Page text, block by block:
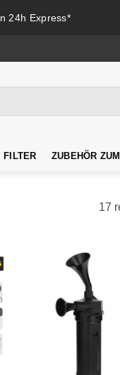
24h Express*
FILTER ZUBEHÖR
17